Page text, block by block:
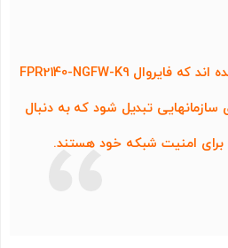
این ویژگیها و مزایا باعث شده‌ اند که فایروال FPR2140-NGFW-K9
تبدیل شود که به دنبال
برای امنیت شبکه خود هستند.